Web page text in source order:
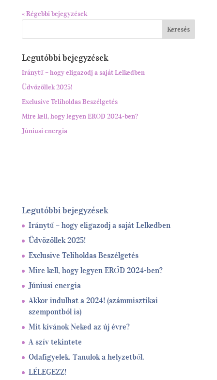
« Régebbi bejegyzések
Legutóbbi bejegyzések
Iránytű – hogy eligazodj a saját Lelkedben
Üdvözöllek 2025!
Exclusive Teliholdas Beszélgetés
Mire kell, hogy legyen ERŐD 2024-ben?
Júniusi energia
Legutóbbi bejegyzések
Iránytű – hogy eligazodj a saját Lelkedben
Üdvözöllek 2025!
Exclusive Teliholdas Beszélgetés
Mire kell, hogy legyen ERŐD 2024-ben?
Júniusi energia
Akkor indulhat a 2024! (számmisztikai
szempontból is)
Mit kívánok Neked az új évre?
A szív tekintete
Odafigyelek. Tanulok a helyzetből.
LÉLEGEZZ!